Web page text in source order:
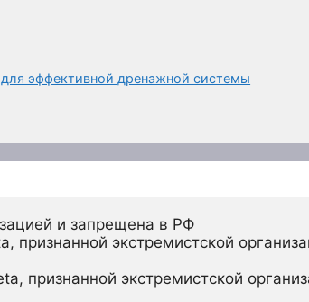
эффективной дренажной системы
и запрещена в РФ
признанной экстремистской
признанной экстремистской